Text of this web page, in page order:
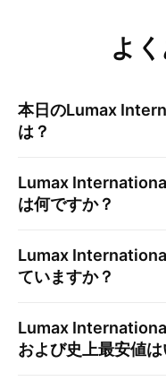
よ
本日のLumax
は？
Lumax
は何ですか？
Lumax
ていますか？
Lumax
および史上最安値